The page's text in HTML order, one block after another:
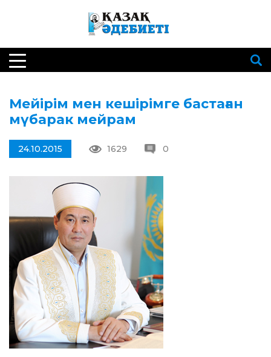
Мейірім мен кешірімге бастаған
мүбарак мейрам
24.10.2015 1629 0